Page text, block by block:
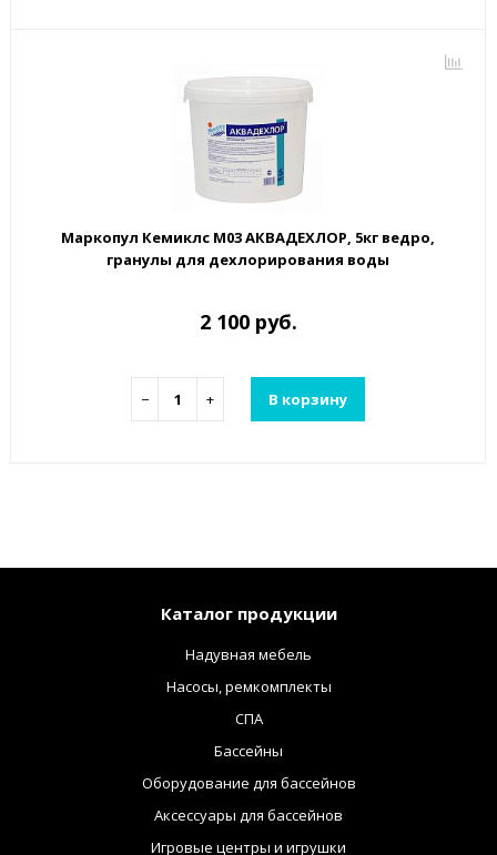
Маркопул Кемиклс М03 АКВАДЕХЛОР, 5кг ведро,
гранулы для дехлорирования воды
2 100 руб.
− + В корзину
Каталог продукции
Надувная мебель
Насосы, ремкомплекты
СПА
Бассейны
Оборудование для бассейнов
Аксессуары для бассейнов
Игровые центры и игрушки